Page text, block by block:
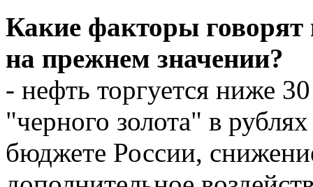
Какие факторы говорят
на прежнем значении?
- нефть торгуется ниже
"черного золота" в
бюджете России,